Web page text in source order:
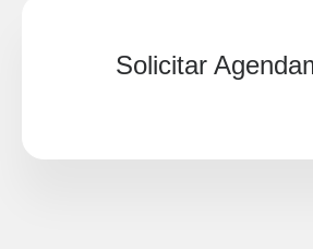
Solicitar